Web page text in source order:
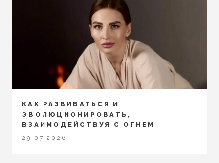
КАК РАЗВИВАТЬСЯ И
ЭВОЛЮЦИОНИРОВАТЬ,
ВЗАИМОДЕЙСТВУЯ С ОГНЕМ
29.07.2026